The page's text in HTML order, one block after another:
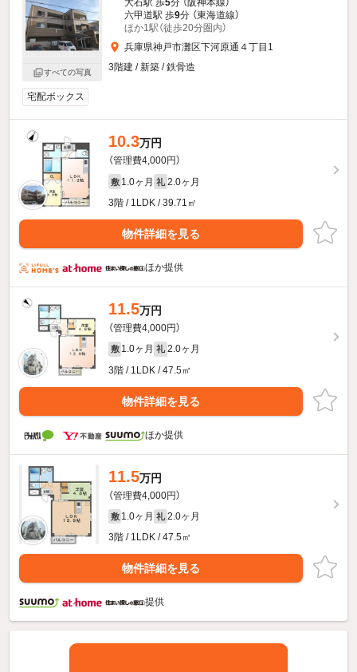
すべての写真
大石駅 歩5分 （阪神本線）
六甲道駅 歩9分 （東海道線）
ほか1駅（徒歩20分圏内）
兵庫県神戸市灘区下河原通４丁目1
3階建 / 新築 / 鉄骨造
宅配ボックス
10.3万円
（管理費4,000円）
敷 1.0ヶ月 礼 2.0ヶ月
3階 / 1LDK / 39.71㎡
物件詳細を見る
ほか提供
11.5万円
（管理費4,000円）
敷 1.0ヶ月 礼 2.0ヶ月
3階 / 1LDK / 47.5㎡
物件詳細を見る
ほか提供
11.5万円
（管理費4,000円）
敷 1.0ヶ月 礼 2.0ヶ月
3階 / 1LDK / 47.5㎡
物件詳細を見る
提供